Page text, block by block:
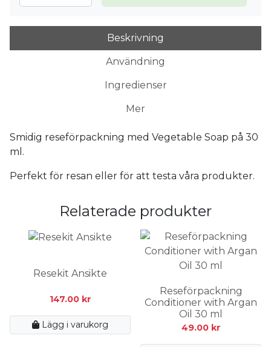
Beskrivning
Användning
Ingredienser
Mer
Smidig reseförpackning med Vegetable Soap på 30
ml.
Perfekt för resan eller för att testa våra produkter.
Relaterade produkter
Resekit Ansikte
147.00 kr
Lägg i varukorg
Reseförpackning
Conditioner with Argan
Oil 30 ml
49.00 kr